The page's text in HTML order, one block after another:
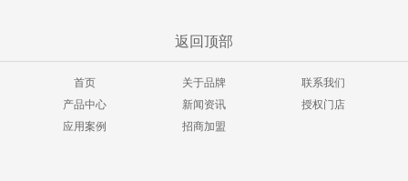
返回顶部
首页 关于品牌
联系我们
产品中心
新闻资讯
授权门店
应用案例
招商加盟